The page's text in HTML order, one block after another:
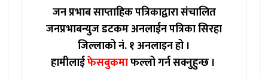
जन प्रभाब साप्ताहिक पत्रिकाद्वारा संचालित
जनप्रभाबन्युज डटकम अनलाईन पत्रिका सिरहा
जिल्लाको नं. १ अनलाइन हो ।
हामीलाईफेसबुकमाफल्लो गर्न सक्नुहुन्छ ।